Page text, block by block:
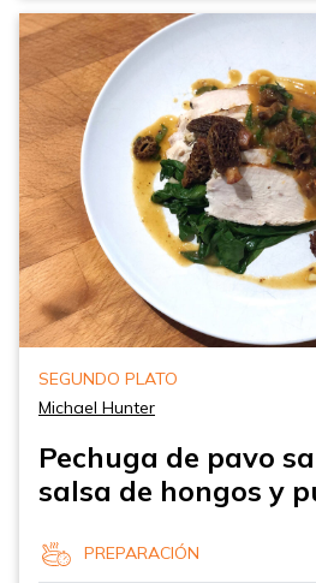
SEGUNDO PLATO
Michael Hunter
Pechuga de pavo
salsa de hongos y
PREPARACIÓN